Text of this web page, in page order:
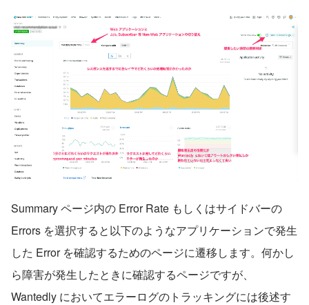
Summary ページ内の Error Rate もしくはサイドバーの
Errors を選択すると以下のようなアプリケーションで発生
した Error を確認するためのページに遷移します。何かし
ら障害が発生したときに確認するページですが、
Wantedly においてエラーログのトラッキングには後述す